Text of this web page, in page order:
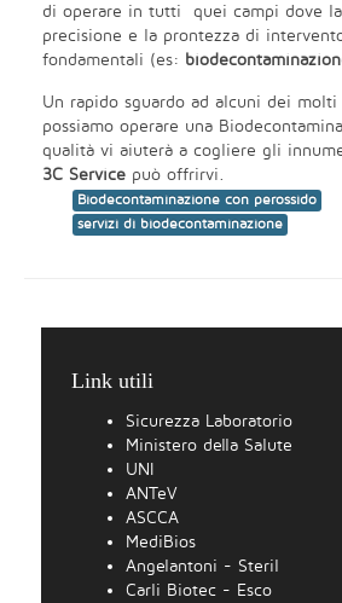
di operare in tutti quei campi dove
precisione e la prontezza di
fondamentali (es:
Un rapido sguardo ad alcuni dei
possiamo operare una
qualità vi aiuterà a cogliere gli
3C Service può offrirvi.
Biodecontaminazione con perossido
servizi di biodecontaminazione
Link utili
Sicurezza Laboratorio
Ministero della Salute
UNI
ANTeV
ASCCA
MediBios
Angelantoni - Steril
Carli Biotec - Esco